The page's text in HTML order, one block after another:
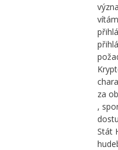
za
,
Stát